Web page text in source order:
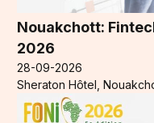
Nouakchott:
2026
28-09-2026
Sheraton Hôtel,